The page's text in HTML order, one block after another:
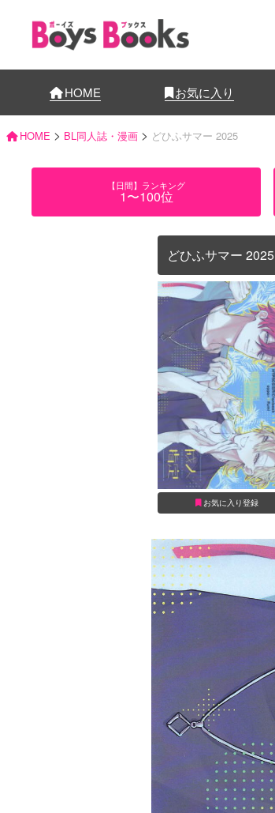
HOME お気に入り
HOME > BL同人誌・漫画 > どひふサマー 2025
【日間】ランキング
1〜100位
どひふサマー 2025
お気に入り登録